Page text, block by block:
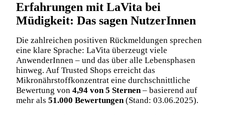
Erfahrungen mit LaVita bei
Müdigkeit: Das sagen NutzerInnen
Die zahlreichen positiven Rückmeldungen sprechen
eine klare Sprache: LaVita überzeugt viele
AnwenderInnen – und das über alle Lebensphasen
hinweg. Auf Trusted Shops erreicht das
Mikronährstoffkonzentrat eine durchschnittliche
Bewertung von 4,94 von 5 Sternen– basierend auf
mehr als 51.000 Bewertungen(Stand: 03.06.2025).